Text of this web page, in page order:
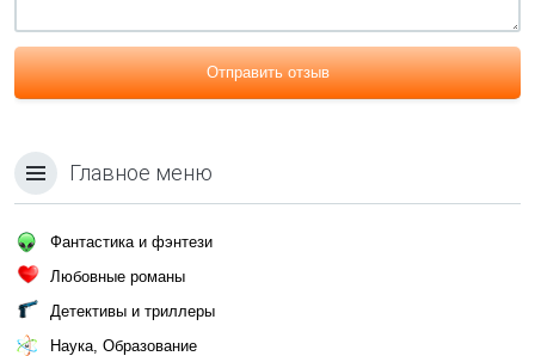
Отправить отзыв
Главное меню
Фантастика и фэнтези
Любовные романы
Детективы и триллеры
Наука, Образование